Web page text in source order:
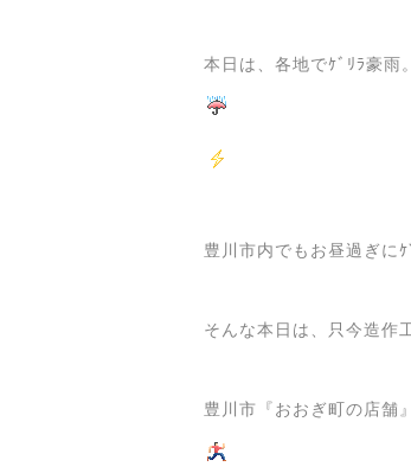
本日は、各地でｹﾞﾘﾗ豪雨。
豊川市内でもお昼過ぎに
そんな本日は、只今造作
豊川市『おおぎ町の店舗